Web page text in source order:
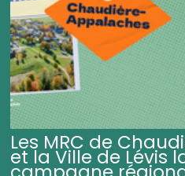
Les MRC de
et la Ville de Lévis